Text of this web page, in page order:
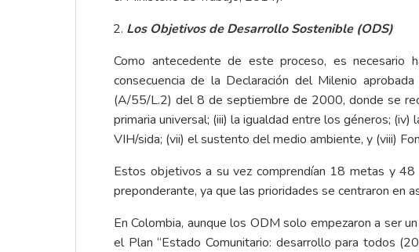
Los Objetivos de Desarrollo Sostenible (ODS)
Como antecedente de este proceso, es necesario
consecuencia de la Declaración del Milenio
(A/55/L.2) del 8 de septiembre de 2000, donde se
primaria universal; (iii) la igualdad entre los géneros;
VIH/sida; (vii) el sustento del medio ambiente, y (viii)
Estos objetivos a su vez comprendían 18 metas y
preponderante, ya que las prioridades se centraron en
En Colombia, aunque los ODM solo empezaron a ser
el Plan “Estado Comunitario: desarrollo para todos